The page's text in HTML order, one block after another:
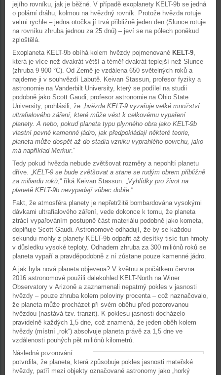
jejího rovníku, jak je běžné. V případě exoplanety KELT-9b se jedná
o polární dráhu, kolmou na hvězdný rovník. Protože hvězda rotuje
velmi rychle – jedna otočka jí trvá přibližně jeden den (Slunce rotuje
na rovníku zhruba jednou za 25 dnů) – jeví se na pólech poněkud
zploštělá.
Exoplaneta KELT-9b obíhá kolem hvězdy pojmenované KELT-9,
která je více než dvakrát větší a téměř dvakrát teplejší než Slunce
(zhruba 9 900 °C). Od Země je vzdálena 650 světelných roků a
najdeme ji v souhvězdí Labutě. Keivan Stassun, profesor fyziky a
astronomie na Vanderbilt University, který se podílel na studii
podobně jako Scott Gaudi, profesor astronomie na Ohio State
University, prohlásili, že „hvězda KELT-9 vyzařuje velké množství
ultrafialového záření, které může vést k celkovému vypaření
planety. A nebo, pokud planeta typu plynného obra jako KELT-9b
vlastní pevné kamenné jádro, jak předpokládají některé teorie,
planeta může dospět až do stadia vzniku vyprahlého povrchu, jako
má například Merkur.“
Tedy pokud hvězda nebude zvětšovat rozměry a nepohltí planetu
dříve. „KELT-9 se bude zvětšovat a stane se rudým obrem přibližně
za miliardu roků,“ říká Keivan Stassun. „Vyhlídky pro život na
planetě KELT-9b nevypadají vůbec dobře.“
Fakt, že atmosféra planety je nepřetržitě bombardována vysokými
dávkami ultrafialového záření, vede dokonce k tomu, že planeta
ztrácí vypařováním postupně část materiálu podobně jako kometa,
doplňuje Scott Gaudi. Astronomové odhadují, že by se každou
sekundu mohly z planety KELT-9b odpařit až desítky tisíc tun hmoty
v důsledku vysoké teploty. Odhadem zhruba za 300 miliónů roků se
planeta vypaří a pravděpodobně z ní zůstane pouze kamenné jádro.
A jak byla nová planeta objevena? V květnu a počátkem června
2016 astronomové použili dalekohled KELT-North na Winer
Observatory v Arizoně a zaznamenali nepatrný pokles v jasnosti
hvězdy – pouze zhruba kolem poloviny procenta – což naznačovalo,
že planeta může procházet při svém oběhu před pozorovanou
hvězdou (nastává tzv. tranzit). K poklesu jasnosti docházelo
pravidelně každých 1,5 dne, což znamená, že jeden oběh kolem
hvězdy (místní „rok“) absolvuje planeta právě za 1,5 dne ve
vzdálenosti pouhých pět miliónů kilometrů.
Následná pozorování
potvrdila, že planeta, která způsobuje pokles jasnosti mateřské
hvězdy, patří mezi objekty označované astronomy jako „horký